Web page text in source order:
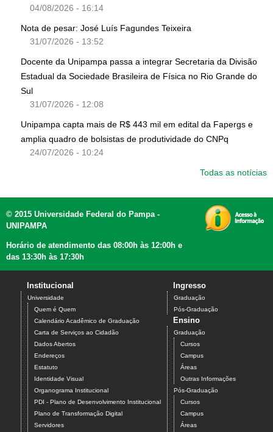
04/08/2026 - 16:14
Nota de pesar: José Luís Fagundes Teixeira
31/07/2026 - 13:52
Docente da Unipampa passa a integrar Secretaria da Divisão
Estadual da Sociedade Brasileira de Física no Rio Grande do
Sul
31/07/2026 - 12:08
Unipampa capta mais de R$ 443 mil em edital da Fapergs e
amplia quadro de bolsistas de produtividade do CNPq
24/07/2026 - 10:24
Todas as notícias
© 2015 Universidade Federal do Pampa -
UNIPAMPA
Horário de atendimento das 08:00h às 12:00h e
das 13:30h às 17:30h
Institucional
Universidade
Quem é Quem
Calendário Acadêmico de Graduação
Carta de Serviços ao Cidadão
Dados Abertos
Endereços
Estatuto
Identidade Visual
Organograma Institucional
PDI - Plano de Desenvolvimento Institucional
Plano de Transformação Digital
Servidores
Ingresso
Graduação
Pós-Graduação
Ensino
Graduação
Cursos
Campus
Áreas
Outras Informações
Pós-Graduação
Cursos
Campus
Áreas